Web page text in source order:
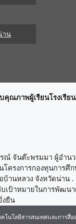
าน
ณภาพผู้เรียนโรงเรีย
ณ์ จันต๊ะพรมมา ผู้อำ
โครงการกองทุนกา
บ้านหลวง จังหวัดน่า
เป้าหมายในการพัฒน
งยืน
โนโลยีสารสนเทศและการ